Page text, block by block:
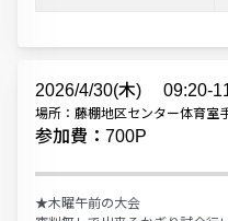
2026/4/30(木) 09:20-
場所：藤棚地区センター体育室
参加費：700P
★木曜午前の大会